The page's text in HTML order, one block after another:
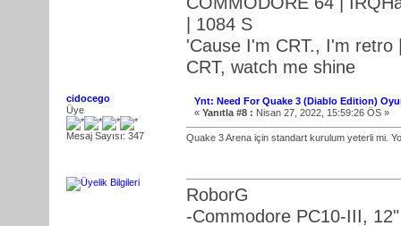
| 1084 S
'Cause I'm CRT., I'm retro
CRT, watch me shine
cidocego
Üye
Mesaj Sayısı: 347
Ynt: Need For Quake 3 (Diablo Edition)
« Yanıtla #8 : Nisan 27, 2022, 15:59:26 ÖS »
Quake 3 Arena için standart kurulum yeterli mi.
RoborG
-Commodore PC10-III,